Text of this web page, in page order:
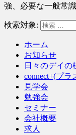
い
ま
強、必要な一般常
検索対象:
ホーム
お知らせ
日々のデイの
connect+(プラ
見学会
勉強会
セミナー
会社概要
求人